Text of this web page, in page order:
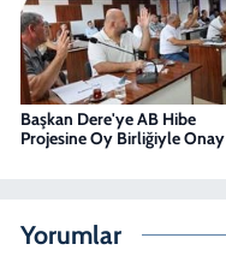
Başkan Dere'ye AB Hibe
Projesine Oy Birliğiyle Onay
Yorumlar